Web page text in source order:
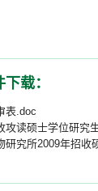
下载：
表.doc
攻读硕士学位研究
研究所2009年招收